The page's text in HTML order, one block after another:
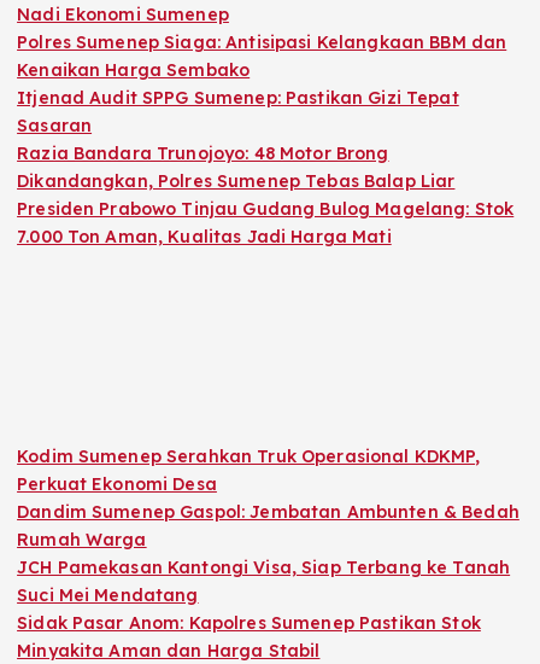
Nadi Ekonomi Sumenep
Polres Sumenep Siaga: Antisipasi Kelangkaan BBM dan
Kenaikan Harga Sembako
Itjenad Audit SPPG Sumenep: Pastikan Gizi Tepat
Sasaran
Razia Bandara Trunojoyo: 48 Motor Brong
Dikandangkan, Polres Sumenep Tebas Balap Liar
Presiden Prabowo Tinjau Gudang Bulog Magelang: Stok
7.000 Ton Aman, Kualitas Jadi Harga Mati
Kodim Sumenep Serahkan Truk Operasional KDKMP,
Perkuat Ekonomi Desa
Dandim Sumenep Gaspol: Jembatan Ambunten & Bedah
Rumah Warga
JCH Pamekasan Kantongi Visa, Siap Terbang ke Tanah
Suci Mei Mendatang
Sidak Pasar Anom: Kapolres Sumenep Pastikan Stok
Minyakita Aman dan Harga Stabil